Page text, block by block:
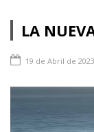
LA
19 de Abril de 2023